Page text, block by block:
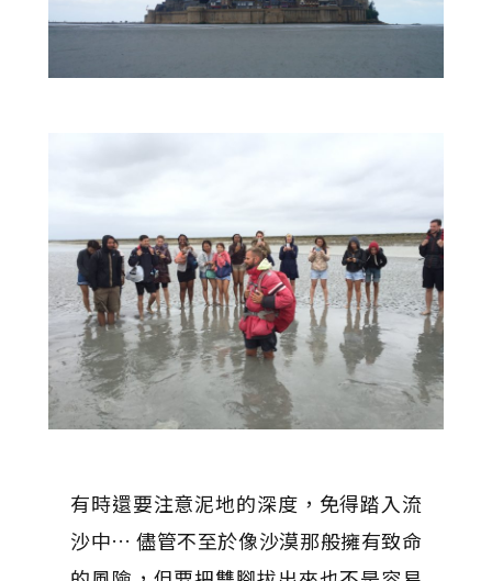
有時還要注意泥地的深度，免得踏入流
沙中… 儘管不至於像沙漠那般擁有致命